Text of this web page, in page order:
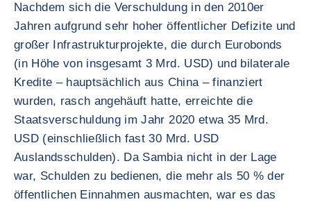
Nachdem sich die Verschuldung in den 2010er
Jahren aufgrund sehr hoher öffentlicher Defizite und
großer Infrastrukturprojekte, die durch Eurobonds
(in Höhe von insgesamt 3 Mrd. USD) und bilaterale
Kredite – hauptsächlich aus China – finanziert
wurden, rasch angehäuft hatte, erreichte die
Staatsverschuldung im Jahr 2020 etwa 35 Mrd.
USD (einschließlich fast 30 Mrd. USD
Auslandsschulden). Da Sambia nicht in der Lage
war, Schulden zu bedienen, die mehr als 50 % der
öffentlichen Einnahmen ausmachten, war es das